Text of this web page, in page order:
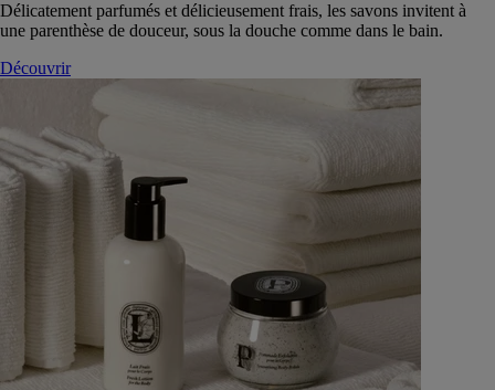
Délicatement parfumés et délicieusement frais, les savons invitent à
une parenthèse de douceur, sous la douche comme dans le bain.
Découvrir